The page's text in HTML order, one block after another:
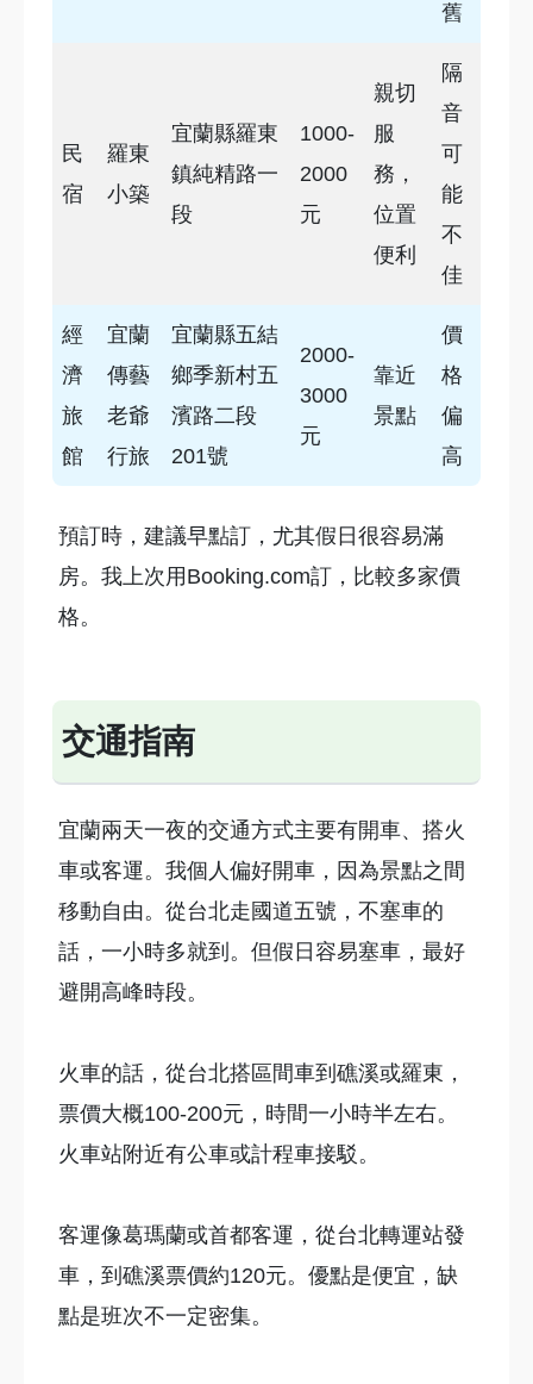
舊
民
宿
羅東
小築
宜蘭縣羅東
鎮純精路一
段
1000-
2000
元
親切
服
務，
位置
便利
隔
音
可
能
不
佳
經
濟
旅
館
宜蘭
傳藝
老爺
行旅
宜蘭縣五結
鄉季新村五
濱路二段
201號
2000-
3000
元
靠近
景點
價
格
偏
高
預訂時，建議早點訂，尤其假日很容易滿
房。我上次用Booking.com訂，比較多家價
格。
交通指南
宜蘭兩天一夜的交通方式主要有開車、搭火
車或客運。我個人偏好開車，因為景點之間
移動自由。從台北走國道五號，不塞車的
話，一小時多就到。但假日容易塞車，最好
避開高峰時段。
火車的話，從台北搭區間車到礁溪或羅東，
票價大概100-200元，時間一小時半左右。
火車站附近有公車或計程車接駁。
客運像葛瑪蘭或首都客運，從台北轉運站發
車，到礁溪票價約120元。優點是便宜，缺
點是班次不一定密集。